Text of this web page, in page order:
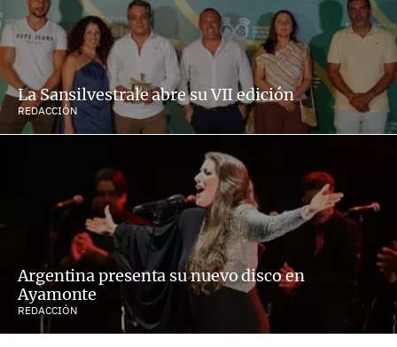
La Sansilvestrale abre su VII edición
REDACCIÓN
Argentina presenta su nuevo disco en
Ayamonte
REDACCIÓN